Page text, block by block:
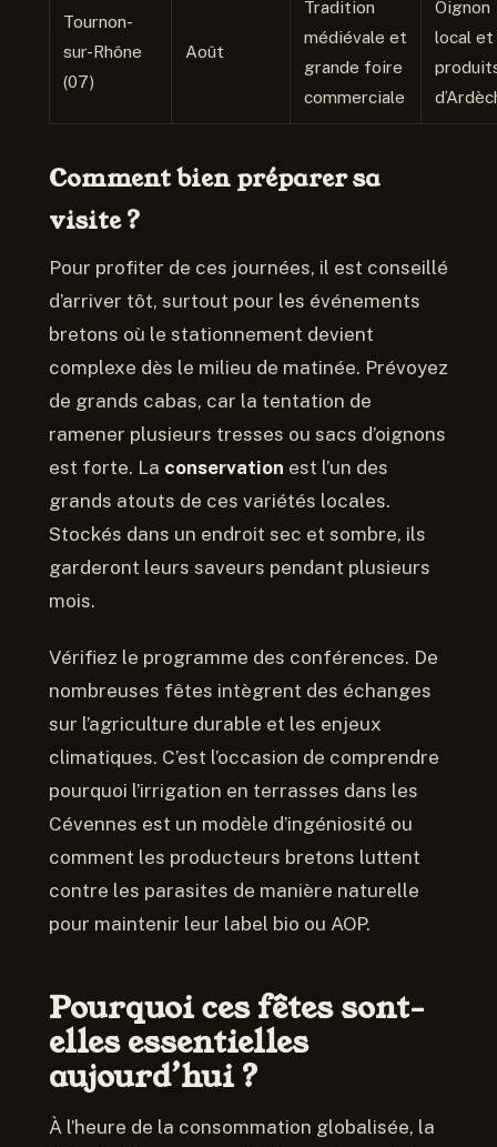
Tournon-
sur-Rhône
(07)
Août
Tradition
médiévale et
grande foire
commerciale
Oignon
local et
Comment bien préparer sa
visite ?
Pour profiter de ces journées, il est conseillé
d’arriver tôt, surtout pour les événements
bretons où le stationnement devient
complexe dès le milieu de matinée. Prévoyez
de grands cabas, car la tentation de
ramener plusieurs tresses ou sacs d’oignons
est forte. La conservation est l’un des
grands atouts de ces variétés locales.
Stockés dans un endroit sec et sombre, ils
garderont leurs saveurs pendant plusieurs
mois.
Vérifiez le programme des conférences. De
nombreuses fêtes intègrent des échanges
sur l’agriculture durable et les enjeux
climatiques. C’est l’occasion de comprendre
pourquoi l’irrigation en terrasses dans les
Cévennes est un modèle d’ingéniosité ou
comment les producteurs bretons luttent
contre les parasites de manière naturelle
pour maintenir leur label bio ou AOP.
Pourquoi ces fêtes sont-
elles essentielles
aujourd’hui ?
À l’heure de la consommation globalisée, la